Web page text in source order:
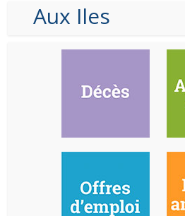
Aux Iles